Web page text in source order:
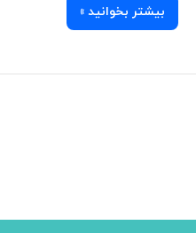
بیشتر بخوانید »